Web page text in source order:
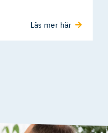
Läs mer här